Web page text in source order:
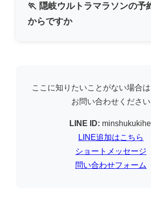
🏃 隠岐ウルトラマラソンの予
からですか
ここに知りたいことがない場合
お問い合わせください
LINE ID:
LINE追加はこちら
ショートメッセージ
問い合わせフォーム